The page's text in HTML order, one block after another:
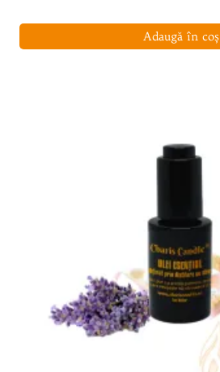
Adaugă în coș